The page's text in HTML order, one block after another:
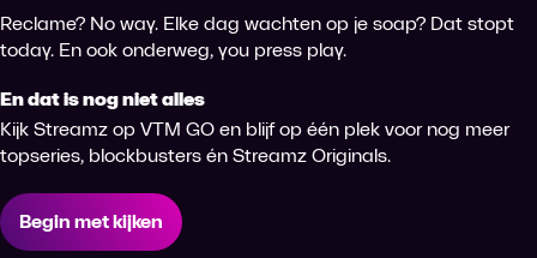
Reclame? No way. Elke dag wachten op je soap? Dat stopt
today. En ook onderweg, you press play.
En dat is nog niet alles
Kijk Streamz op VTM GO en blijf op één plek voor nog meer
topseries, blockbusters én Streamz Originals.
Begin met kijken